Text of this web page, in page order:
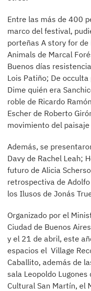
Entre las más de 400
marco del festival,
porteñas A story for de
Animals de Marcal
Buenos días
Lois Patiño; De
Dime quién era
roble de Ricardo
Escher de Roberto
movimiento del
Además, se
Davy de Rachel Leah;
futuro de Alicia
retrospectiva de
los Ilusos de Jonás
Organizado por el
Ciudad de Buenos
y el 21 de abril, este
espacios el Village
Caballito, además de
sala Leopoldo
Cultural San Martín, el